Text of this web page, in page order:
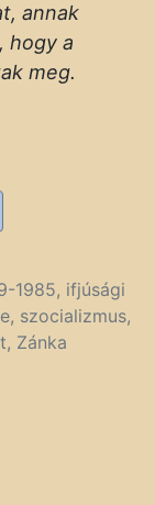
annak
hogy a
meg.
1985, ifjúsági
, szocializmus,
, Zánka